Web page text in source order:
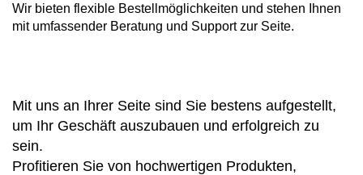
Wir bieten flexible Bestellmöglichkeiten und stehen Ihnen
mit umfassender Beratung und Support zur Seite.
Mit uns an Ihrer Seite sind Sie bestens aufgestellt,
um Ihr Geschäft auszubauen und erfolgreich zu
sein.
Profitieren Sie von hochwertigen Produkten,